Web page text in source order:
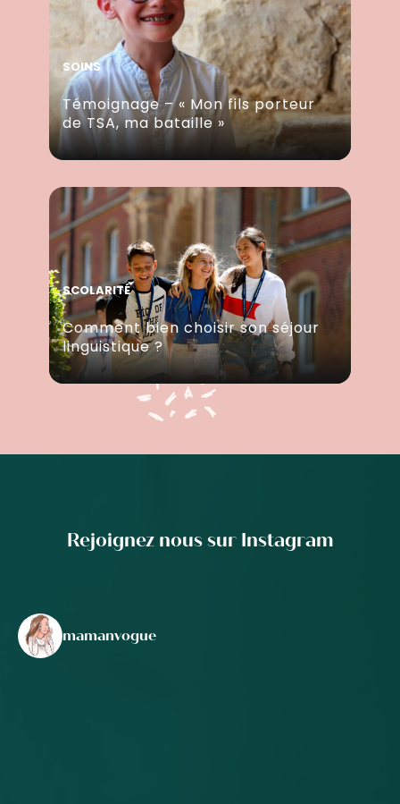
SOINS
Témoignage – « Mon fils porteur
de TSA, ma bataille »
SCOLARITÉ
Comment bien choisir son séjour
linguistique ?
Rejoignez nous sur Instagram
mamanvogue